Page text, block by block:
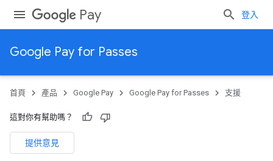
Pay 登入
Google Pay for Passes
首頁 產品 Google Pay Google Pay for Passes 支援
這對你有幫助嗎？
提供意見